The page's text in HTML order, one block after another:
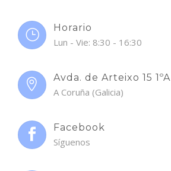
Horario
Lun - Vie: 8:30 - 16:30
Avda. de Arteixo 15 1ºA
A Coruña (Galicia)
Facebook
Síguenos